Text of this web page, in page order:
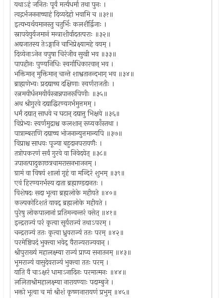
यथाऽहं जनितः पूर्वं मर्त्यधर्मा तथा पुनः ।
त्वद्गर्भजननाच्चाहं दिव्यदेहो भवामि च ॥३१॥
इत्यभ्यर्थयमानस्तु चतुर्भिः कलशैर्द्विजाः ।
स्नापयेयुर्यजमानं मन्त्राशीर्वादतत्पराः ॥३२॥
अद्यजातस्य तेऽङ्गानि चाभिप्रेक्ष्यामहे वयम् ।
दिव्येनाऽनेन वपुषा चिरंजीव सुखी भव ॥३३॥
पापहीनः पुण्यनिधिः स्वर्गाधिकारवान् भव ।
भक्तिमान् मुक्तिमान् चान्ते शाश्वतानन्दभाग् भव ॥३४॥
ब्राह्मणेभ्यः प्रदद्याच्च दक्षिणाः स्वर्णराजतीः ।
रत्नमयीर्धनमयीर्वस्त्रान्नपानरूपिणीः ॥३५॥
अथ श्रीगुरवे दद्याद्धिरण्यगर्भमुत्तमम् ।
धर्मं दद्यात् साधवे च घटान् दद्यात्तु भिक्षवे ॥३६॥
विप्रेभ्यः स्वर्णमुद्राश्च कलशान् रूप्यकाँस्तथा ।
पात्राम्बराणि दद्याच्च भोजनान्युत्तमान्यपि ॥३७॥
विप्राश्च साधवः पूज्या बहुदानपरायणैः ।
तत्रोपकरणं सर्वं गुरवे वा निवेदयेत् ॥३८॥
उपानत्पादुकाछत्रचामरासनभाजनम् ।
ग्रामं वा विषयं शालां गृहं वा मन्दिरं शुभम् ॥३९॥
एवं हिरण्यगर्भस्य दाता ब्रह्माण्डदानतः ।
विशेषदः सदा भूत्वा ब्रह्मलोके महीयते ॥४०॥
कल्पकोटिशतं यावद् ब्रह्मलोके महीयते ।
पुरेषु लोकपालानां प्रतिमन्वन्तरं वसेत् ॥४१॥
इन्द्रराज्यं परं कृत्वा सूर्यराज्यं तथाऽपरम् ।
चन्द्रराज्यं ततः कृत्वा ध्रुवराज्यं ततः परम् ॥४२॥
परमेष्ठिपदं भुक्त्वा भवेद् वैराज्यराज्यवान् ।
श्रीपुराख्यं महालक्ष्म्या राज्यं प्राप्य सनातनम् ॥४३॥
भूमराज्यं वासुदेवराज्यं भुक्त्वा ततः परम् ।
याति वै चाऽक्षरं धामाऽनादिनः परमात्मनः ॥४४॥
ललिताश्रीमहालक्ष्म्या नारायण्याः पदाम्बुजे ।
भक्तो भूत्वा च मां श्रीशं कृष्णनारायणं प्रभुम् ॥४५॥